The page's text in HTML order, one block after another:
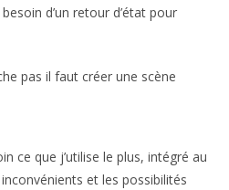
d’un retour d’état pour
pas il faut créer une scène
ce que j’utilise le plus, intégré au
et les possibilités